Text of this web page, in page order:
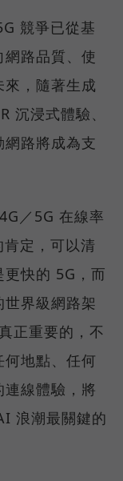
競爭已從基
路品質、使
，隨著生成
沉浸式體驗、
路將成為支
／5G 在線率
定，可以清
快的 5G，而
界級網路架
正重要的，不
地點、任何
線體驗，將
浪潮最關鍵的